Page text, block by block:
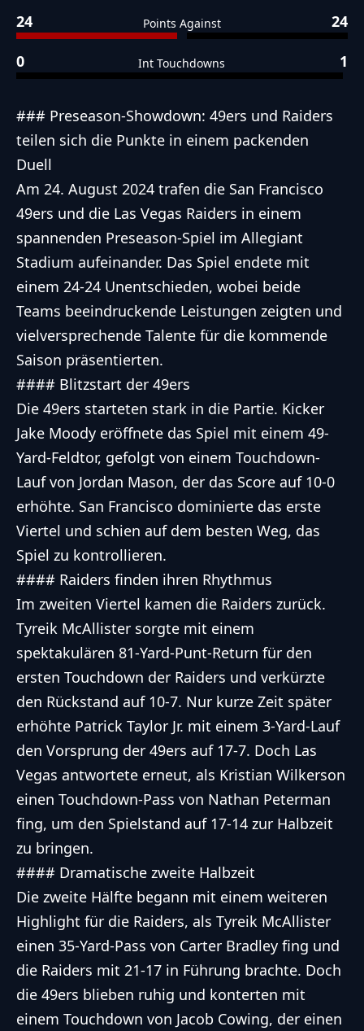
24 Points Against 24
0 Int Touchdowns 1
### Preseason-Showdown: 49ers und Raiders
teilen sich die Punkte in einem packenden
Duell
Am 24. August 2024 trafen die San Francisco
49ers und die Las Vegas Raiders in einem
spannenden Preseason-Spiel im Allegiant
Stadium aufeinander. Das Spiel endete mit
einem 24-24 Unentschieden, wobei beide
Teams beeindruckende Leistungen zeigten und
vielversprechende Talente für die kommende
Saison präsentierten.
#### Blitzstart der 49ers
Die 49ers starteten stark in die Partie. Kicker
Jake Moody eröffnete das Spiel mit einem 49-
Yard-Feldtor, gefolgt von einem Touchdown-
Lauf von Jordan Mason, der das Score auf 10-0
erhöhte. San Francisco dominierte das erste
Viertel und schien auf dem besten Weg, das
Spiel zu kontrollieren.
#### Raiders finden ihren Rhythmus
Im zweiten Viertel kamen die Raiders zurück.
Tyreik McAllister sorgte mit einem
spektakulären 81-Yard-Punt-Return für den
ersten Touchdown der Raiders und verkürzte
den Rückstand auf 10-7. Nur kurze Zeit später
erhöhte Patrick Taylor Jr. mit einem 3-Yard-Lauf
den Vorsprung der 49ers auf 17-7. Doch Las
Vegas antwortete erneut, als Kristian Wilkerson
einen Touchdown-Pass von Nathan Peterman
fing, um den Spielstand auf 17-14 zur Halbzeit
zu bringen.
#### Dramatische zweite Halbzeit
Die zweite Hälfte begann mit einem weiteren
Highlight für die Raiders, als Tyreik McAllister
einen 35-Yard-Pass von Carter Bradley fing und
die Raiders mit 21-17 in Führung brachte. Doch
die 49ers blieben ruhig und konterten mit
einem Touchdown von Jacob Cowing, der einen